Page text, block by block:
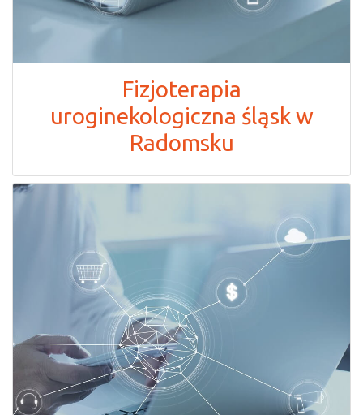
Fizjoterapia
uroginekologiczna śląsk w
Radomsku